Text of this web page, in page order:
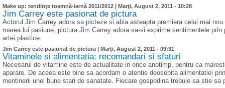
Make up: tendinţe toamnă-iarnă 2011/2012 | Marţi, August 2, 2011 - 10:28
Jim Carrey este pasionat de pictura
Actorul Jim Carrey adora sa picteze si abia asteapta premiera celui mai
marea lui pasiune, pictura.Jim Carrey adora sa-si exprime sentimentele
artei plastice.
Jim Carrey este pasionat de pictura | Marţi, August 2, 2011 - 09:31
Vitaminele si alimentatia: recomandari si sfaturi
Necesarul de vitamine este de actualitate in orice anotimp, pentru ca
aparare. De aceea este bine sa acordam o atentie deosebita alimentatiei
mentinerii unei bune stari de sanatate. Fiecare gospodina trebuie sa stie